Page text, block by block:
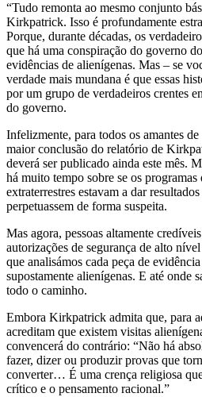
“Tudo remonta ao mesmo conjunto
Kirkpatrick. Isso é profundamente
Porque, durante décadas, os
que há uma conspiração do governo
evidências de alienígenas. Mas – se
verdade mais mundana é que essas
por um grupo de verdadeiros crentes
do governo.
Infelizmente, para todos os amantes
maior conclusão do relatório de
deverá ser publicado ainda este mês.
há muito tempo sobre se os
extraterrestres estavam a dar
perpetuassem de forma suspeita.
Mas agora, pessoas altamente
autorizações de segurança de alto
que analisámos cada peça de
supostamente alienígenas. E até onde
todo o caminho.
Embora Kirkpatrick admita que, para
acreditam que existem visitas
convencerá do contrário: “Não há
fazer, dizer ou produzir provas que
converter… É uma crença religiosa
crítico e o pensamento racional.”